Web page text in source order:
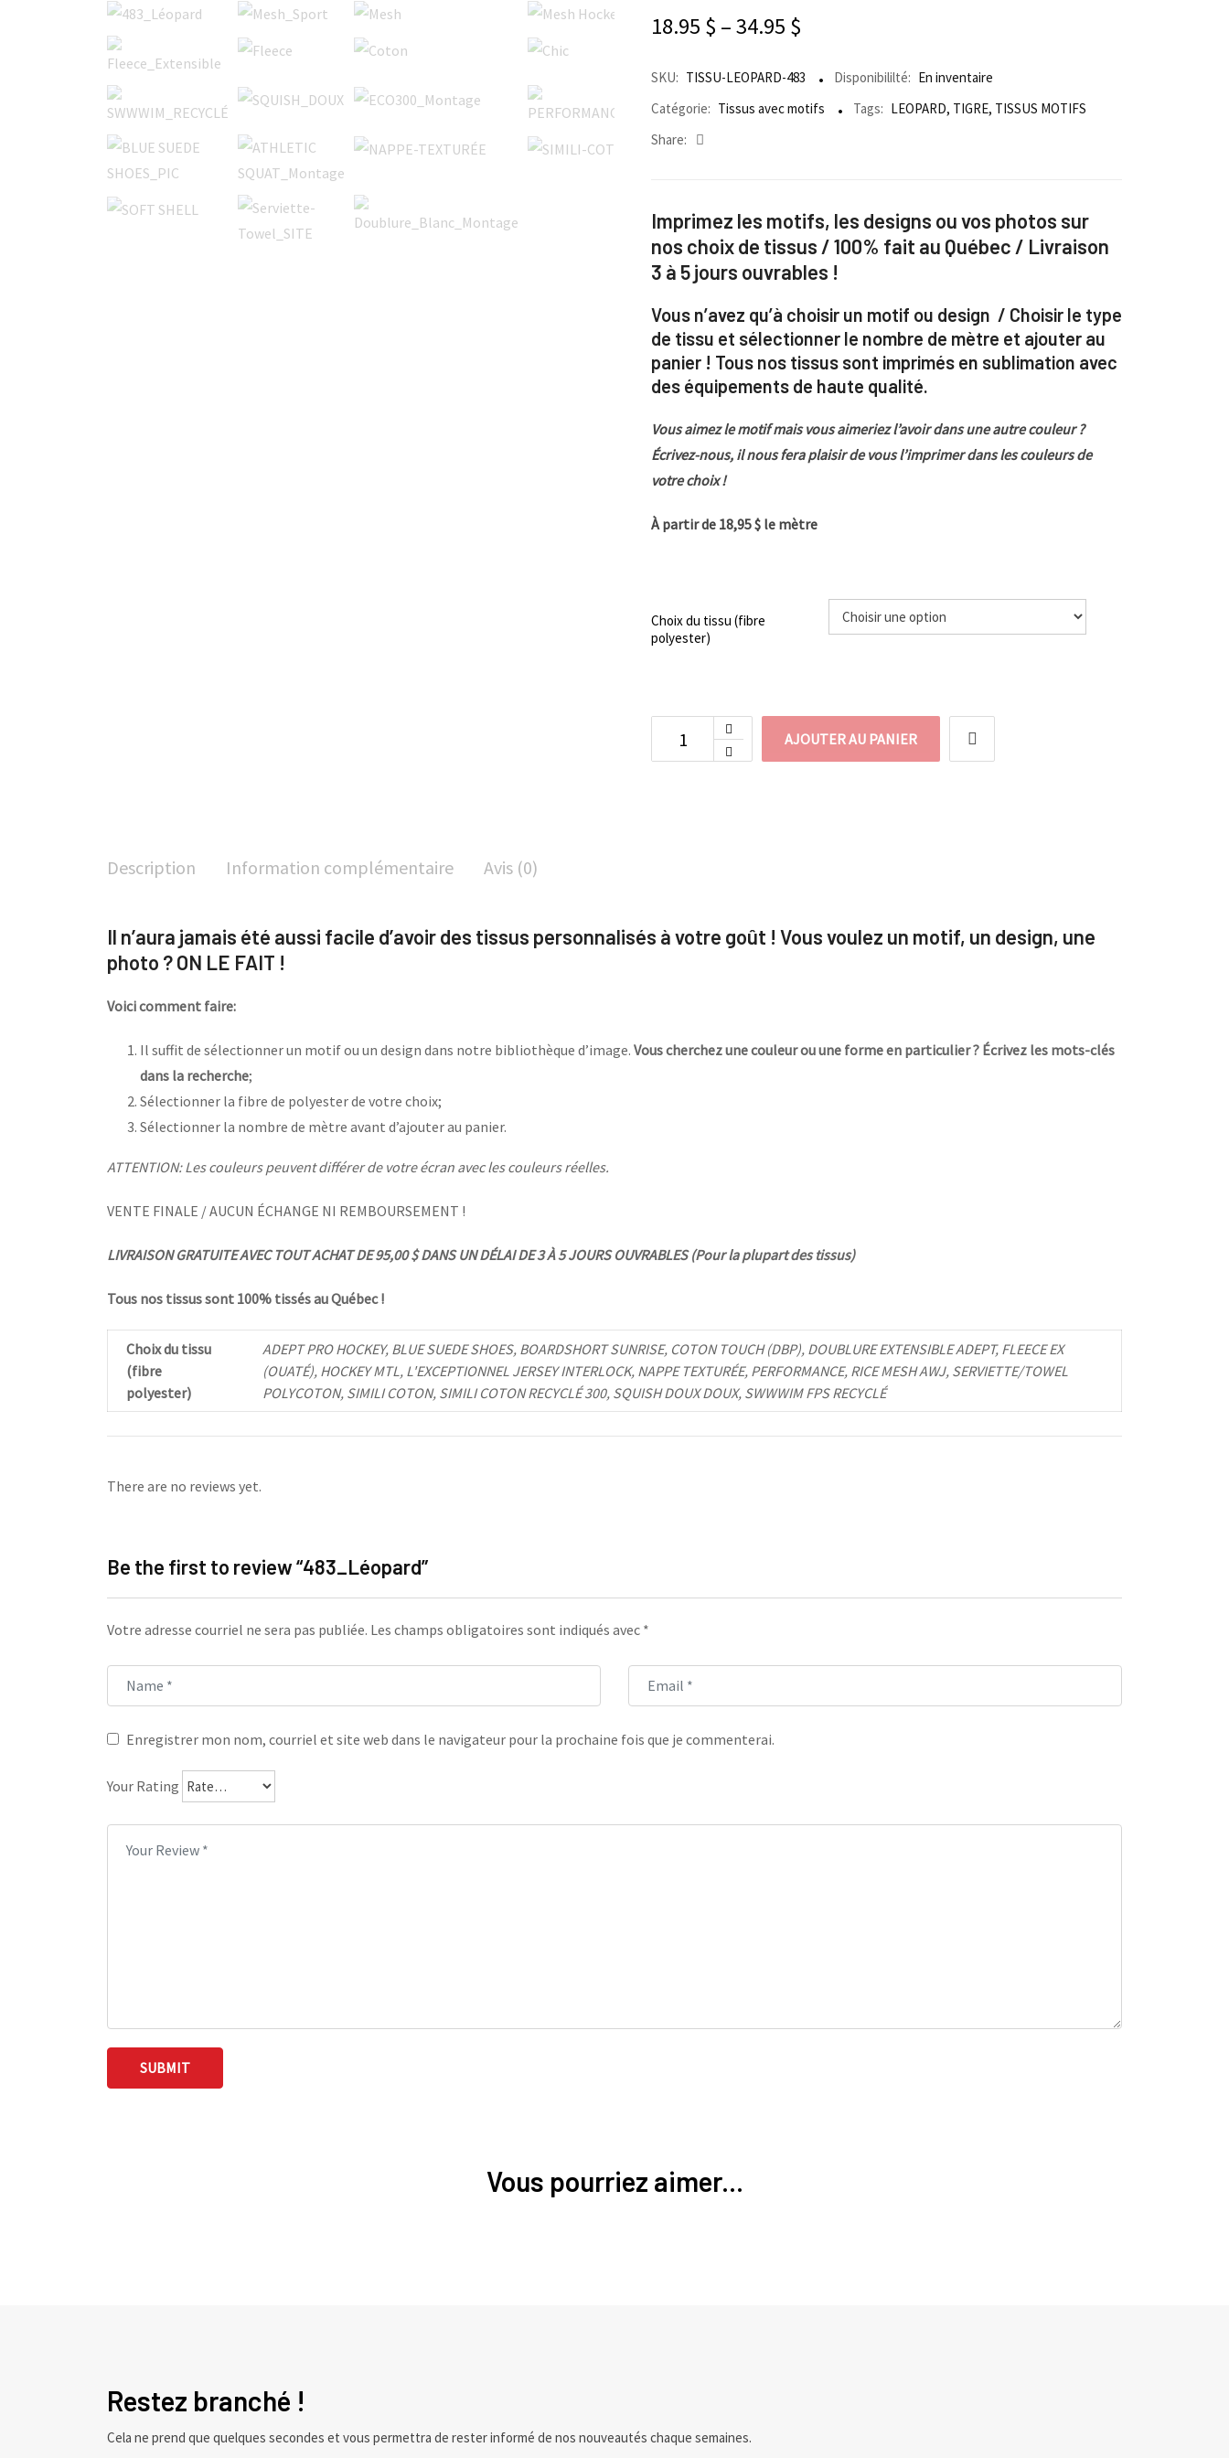
18.95 $ –34.95 $
SKU: TISSU-LEOPARD-483 Disponibililté: En inventaire
Catégorie: Tissus avec motifs Tags: LEOPARD, TIGRE, TISSUS MOTIFS
Share:
Imprimez les motifs, les designs ou vos photos sur
nos choix de tissus / 100% fait au Québec / Livraison
3 à 5 jours ouvrables !
Vous n’avez qu’à choisir un motif ou design / Choisir le type
de tissu et sélectionner le nombre de mètre et ajouter au
panier ! Tous nos tissus sont imprimés en sublimation avec
des équipements de haute qualité.
Vous aimez le motif mais vous aimeriez l’avoir dans une autre couleur ?
Écrivez-nous, il nous fera plaisir de vous l’imprimer dans les couleurs de
votre choix !
À partir de 18,95 $ le mètre
Choix du tissu (fibre
polyester)
AJOUTER AU PANIER
Description Information complémentaire Avis (0)
Il n’aura jamais été aussi facile d’avoir des tissus personnalisés à votre goût ! Vous voulez un motif, un design, une
photo ? ON LE FAIT !
Voici comment faire:
Il suffit de sélectionner un motif ou un design dans notre bibliothèque d’image. Vous cherchez une couleur ou une forme en particulier ? Écrivez les mots-clés
dans la recherche;
Sélectionner la fibre de polyester de votre choix;
Sélectionner la nombre de mètre avant d’ajouter au panier.
ATTENTION: Les couleurs peuvent différer de votre écran avec les couleurs réelles.
VENTE FINALE / AUCUN ÉCHANGE NI REMBOURSEMENT !
LIVRAISON GRATUITE AVEC TOUT ACHAT DE 95,00 $ DANS UN DÉLAI DE 3 À 5 JOURS OUVRABLES (Pour la plupart des tissus)
Tous nos tissus sont 100% tissés au Québec !
Choix du tissu
(fibre
polyester)
ADEPT PRO HOCKEY, BLUE SUEDE SHOES, BOARDSHORT SUNRISE, COTON TOUCH (DBP), DOUBLURE EXTENSIBLE ADEPT, FLEECE EX
(OUATÉ), HOCKEY MTL, L'EXCEPTIONNEL JERSEY INTERLOCK, NAPPE TEXTURÉE, PERFORMANCE, RICE MESH AWJ, SERVIETTE/TOWEL
POLYCOTON, SIMILI COTON, SIMILI COTON RECYCLÉ 300, SQUISH DOUX DOUX, SWWWIM FPS RECYCLÉ
There are no reviews yet.
Be the first to review “483_Léopard”
Votre adresse courriel ne sera pas publiée. Les champs obligatoires sont indiqués avec *
Enregistrer mon nom, courriel et site web dans le navigateur pour la prochaine fois que je commenterai.
Your Rating
Vous pourriez aimer...
Restez branché !
Cela ne prend que quelques secondes et vous permettra de rester informé de nos nouveautés chaque semaines.